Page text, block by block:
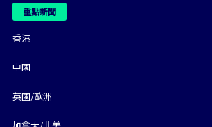
重點新聞
香港
中國
英國/歐洲